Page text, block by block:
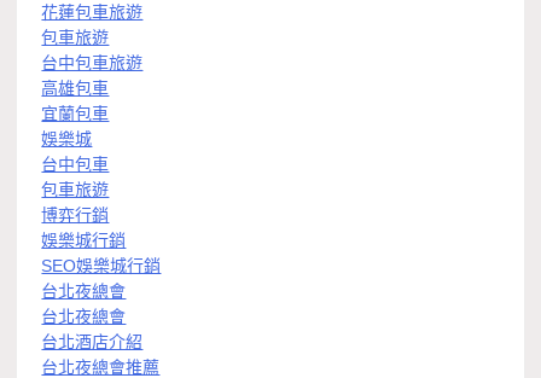
花蓮包車旅遊
包車旅遊
台中包車旅遊
高雄包車
宜蘭包車
娛樂城
台中包車
包車旅遊
博弈行銷
娛樂城行銷
SEO娛樂城行銷
台北夜總會
台北夜總會
台北酒店介紹
台北夜總會推薦